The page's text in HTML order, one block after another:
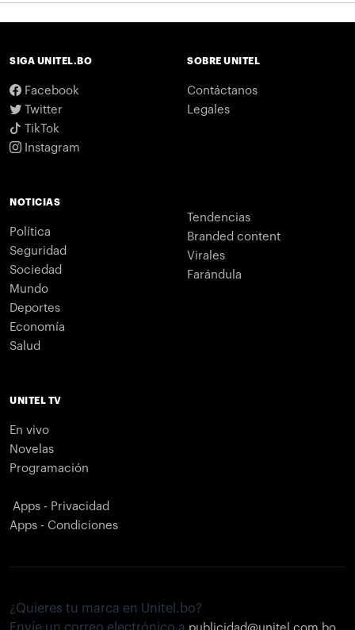
SIGA UNITEL.BO
Facebook
Twitter
TikTok
Instagram
SOBRE UNITEL
Contáctanos
Legales
NOTICIAS
Política
Seguridad
Sociedad
Mundo
Deportes
Economía
Salud
Tendencias
Branded content
Virales
Farándula
UNITEL TV
En vivo
Novelas
Programación
Apps - Privacidad
Apps - Condiciones
¿Quieres tu marca en Unitel.bo?
Envíe un correo electrónico a